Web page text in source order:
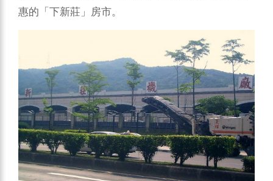
惠的「下新莊」房市。